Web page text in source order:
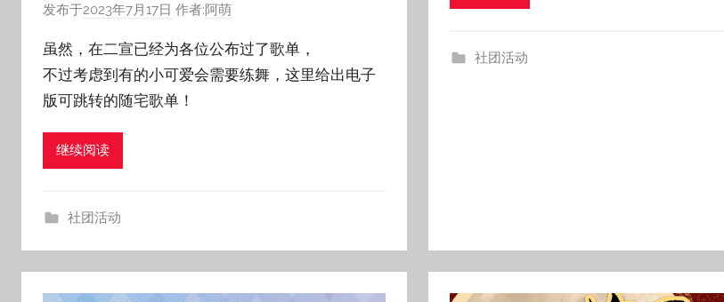
发布于2023年7月17日 作者:阿萌
虽然，在二宣已经为各位公布过了歌单，
不过考虑到有的小可爱会需要练舞，这里给出电子
版可跳转的随宅歌单！
继续阅读
社团活动
社团活动